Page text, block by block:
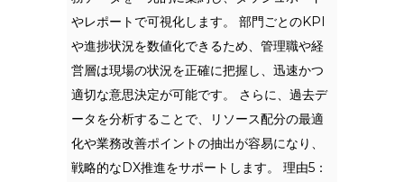
やレポートで可視化します。 部門ごとのKPI
や進捗状況を数値化できるため、管理職や経
営層は現場の状況を正確に把握し、迅速かつ
適切な意思決定が可能です。 さらに、過去デ
ータを分析することで、リソース配分の最適
化や業務改善ポイントの抽出が容易になり、
戦略的なDX推進をサポートします。 理由5：